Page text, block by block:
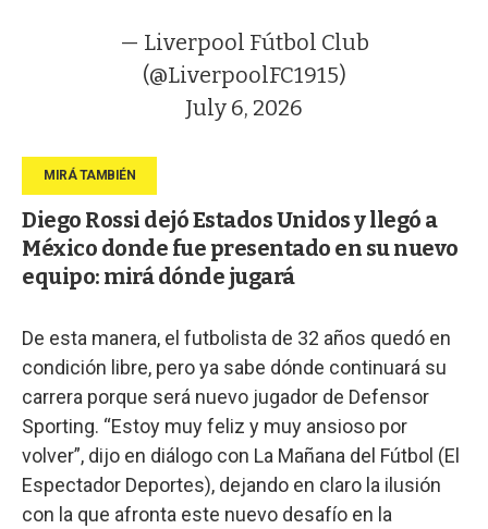
— Liverpool Fútbol Club
(@LiverpoolFC1915)
July 6, 2026
Diego Rossi dejó Estados Unidos y llegó a
México donde fue presentado en su nuevo
equipo: mirá dónde jugará
De esta manera, el futbolista de 32 años quedó en
condición libre, pero ya sabe dónde continuará su
carrera porque será nuevo jugador de Defensor
Sporting. “Estoy muy feliz y muy ansioso por
volver”, dijo en diálogo con La Mañana del Fútbol (El
Espectador Deportes), dejando en claro la ilusión
con la que afronta este nuevo desafío en la